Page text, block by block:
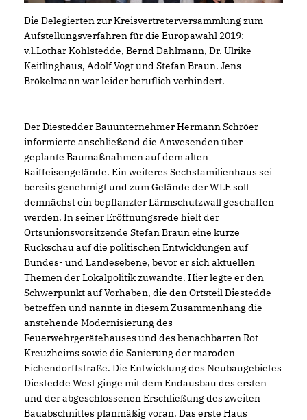
Die Delegierten zur Kreisvertreterversammlung zum
Aufstellungsverfahren für die Europawahl 2019:
v.l.Lothar Kohlstedde, Bernd Dahlmann, Dr. Ulrike
Keitlinghaus, Adolf Vogt und Stefan Braun. Jens
Brökelmann war leider beruflich verhindert.
Der Diestedder Bauunternehmer Hermann Schröer
informierte anschließend die Anwesenden über
geplante Baumaßnahmen auf dem alten
Raiffeisengelände. Ein weiteres Sechsfamilienhaus sei
bereits genehmigt und zum Gelände der WLE soll
demnächst ein bepflanzter Lärmschutzwall geschaffen
werden. In seiner Eröffnungsrede hielt der
Ortsunionsvorsitzende Stefan Braun eine kurze
Rückschau auf die politischen Entwicklungen auf
Bundes- und Landesebene, bevor er sich aktuellen
Themen der Lokalpolitik zuwandte. Hier legte er den
Schwerpunkt auf Vorhaben, die den Ortsteil Diestedde
betreffen und nannte in diesem Zusammenhang die
anstehende Modernisierung des
Feuerwehrgerätehauses und des benachbarten Rot-
Kreuzheims sowie die Sanierung der maroden
Eichendorffstraße. Die Entwicklung des Neubaugebietes
Diestedde West ginge mit dem Endausbau des ersten
und der abgeschlossenen Erschließung des zweiten
Bauabschnittes planmäßig voran. Das erste Haus